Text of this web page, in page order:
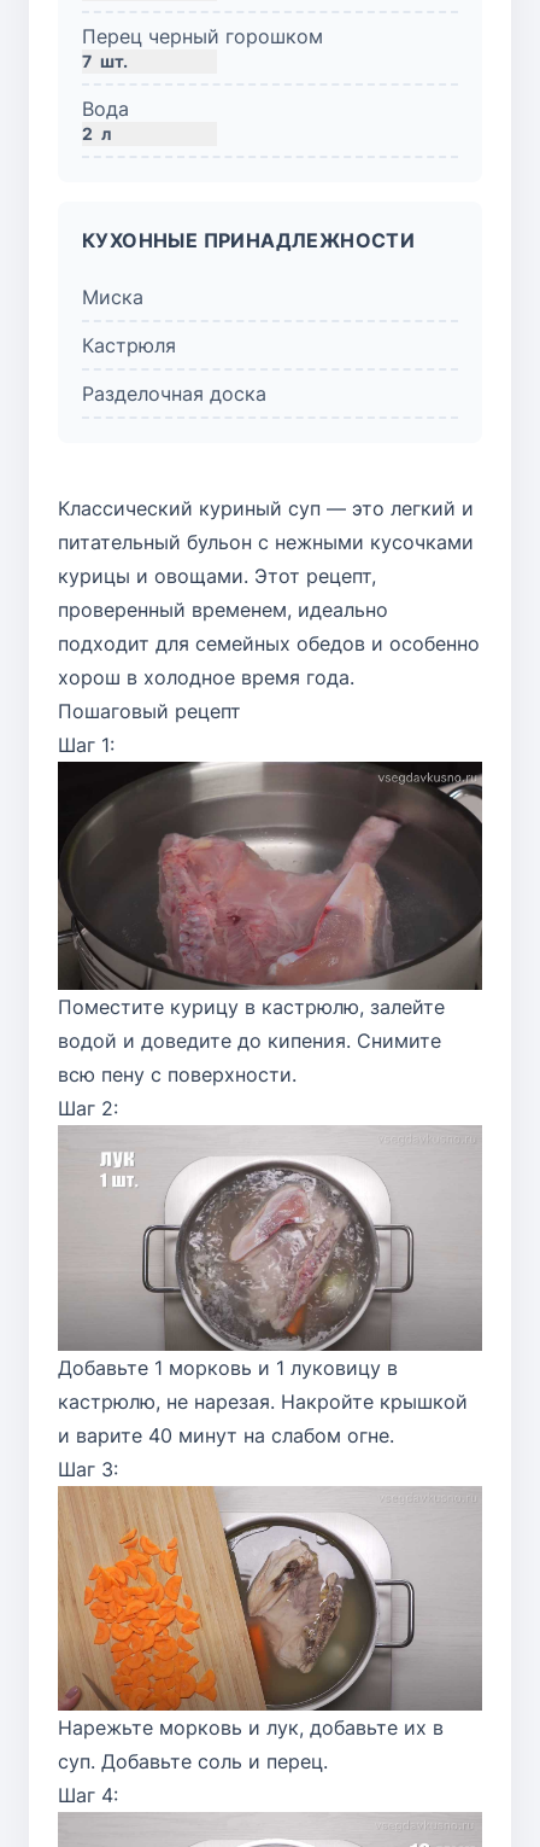
Перец черный горошком
7 шт.
Вода
2 л
КУХОННЫЕ ПРИНАДЛЕЖНОСТИ
Миска
Кастрюля
Разделочная доска
Классический куриный суп — это легкий и
питательный бульон с нежными кусочками
курицы и овощами. Этот рецепт,
проверенный временем, идеально
подходит для семейных обедов и особенно
хорош в холодное время года.
Пошаговый рецепт
Шаг 1:
Поместите курицу в кастрюлю, залейте
водой и доведите до кипения. Снимите
всю пену с поверхности.
Шаг 2:
Добавьте 1 морковь и 1 луковицу в
кастрюлю, не нарезая. Накройте крышкой
и варите 40 минут на слабом огне.
Шаг 3:
Нарежьте морковь и лук, добавьте их в
суп. Добавьте соль и перец.
Шаг 4: